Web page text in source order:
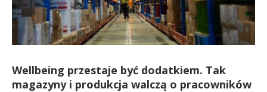
Wellbeing przestaje być dodatkiem. Tak
magazyny i produkcja walczą o pracowników